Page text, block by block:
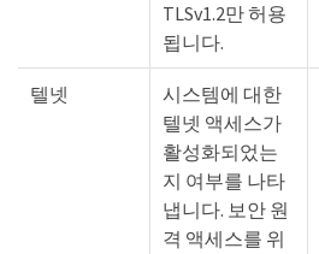
TLSv1.2만 허용
됩니다.
텔넷
시스템에 대한
텔넷 액세스가
활성화되었는
지 여부를 나타
냅니다. 보안 원
격 액세스를 위